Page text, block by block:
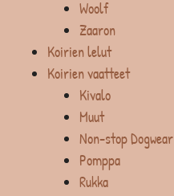
Woolf
Zaaron
Koirien lelut
Koirien vaatteet
Kivalo
Muut
Non-stop Dogwear
Pomppa
Rukka